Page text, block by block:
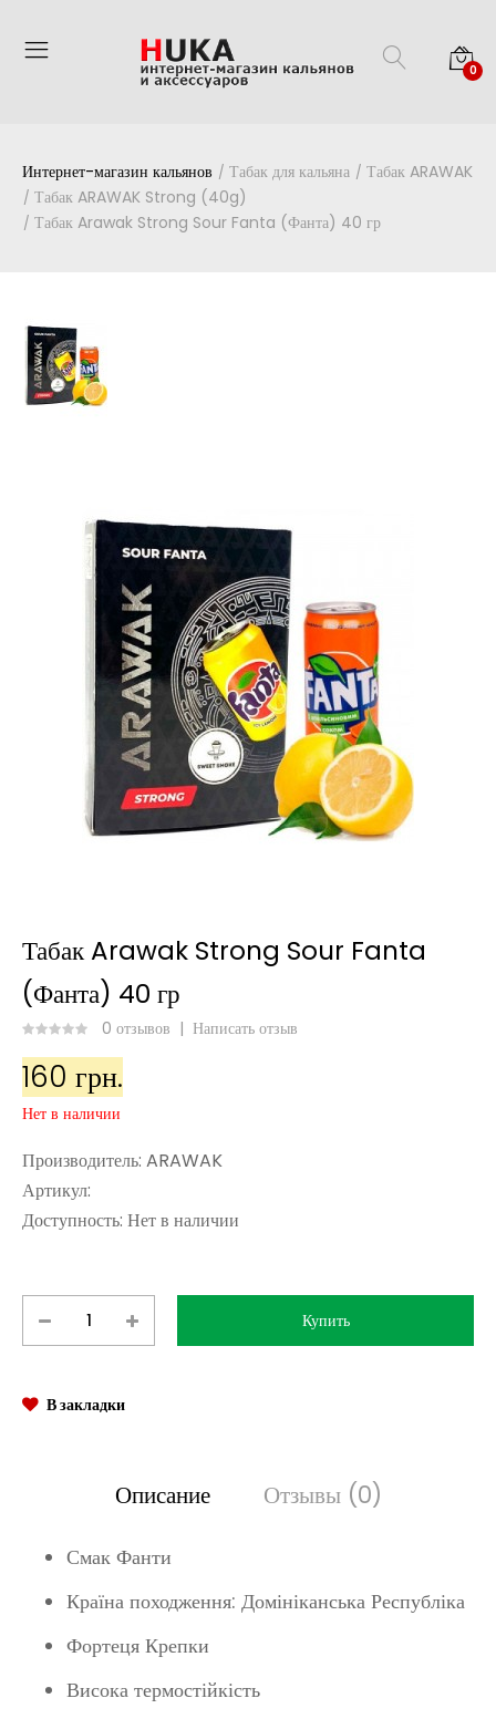
0
Интернет-магазин кальянов Табак для кальяна
Табак ARAWAK
Табак ARAWAK Strong (40g)
Табак Arawak Strong Sour Fanta (Фанта) 40 гр
Табак Arawak Strong Sour Fanta
(Фанта) 40 гр
0 отзывов | Написать отзыв
160 грн.
Нет в наличии
Производитель: ARAWAK
Артикул:
Доступность: Нет в наличии
В закладки
Описание Отзывы (0)
Смак Фанти
Країна походження: Домініканська Республіка
Фортеця Крепки
Висока термостійкість